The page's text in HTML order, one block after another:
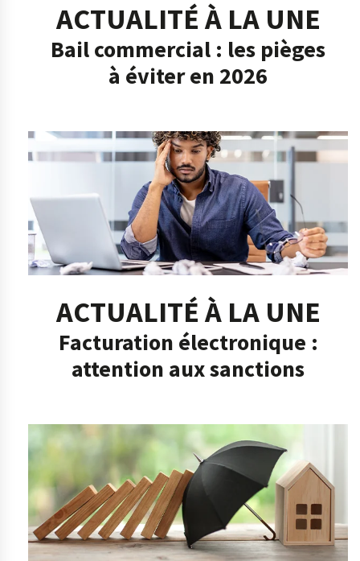
ACTUALITÉ À LA UNE
Bail commercial : les pièges
à éviter en 2026
ACTUALITÉ À LA UNE
Facturation électronique :
attention aux sanctions